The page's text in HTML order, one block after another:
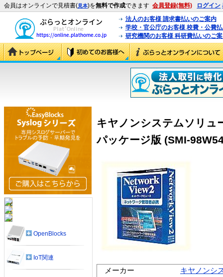
会員はオンラインで見積書(見本)を無料で作成できます 会員登録(無料) ログイン
法人のお客様 請求書払いのご案内
学校・官公庁のお客様 校費・公費
研究機関のお客様 科研費払いのご
キヤノンシステムソリュ
パッケージ版 (SMI-
メーカー
キヤノンシ
OpenBlocks
IoT関連